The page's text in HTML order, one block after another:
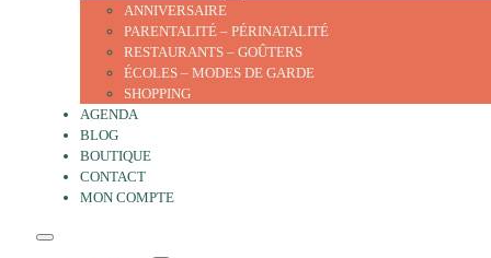
ANNIVERSAIRE
PARENTALITÉ – PÉRINATALITÉ
RESTAURANTS – GOÛTERS
ÉCOLES – MODES DE GARDE
SHOPPING
AGENDA
BLOG
BOUTIQUE
CONTACT
MON COMPTE